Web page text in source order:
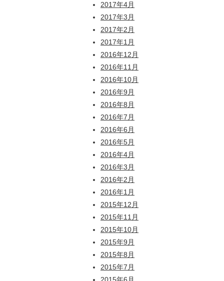
2017年4月
2017年3月
2017年2月
2017年1月
2016年12月
2016年11月
2016年10月
2016年9月
2016年8月
2016年7月
2016年6月
2016年5月
2016年4月
2016年3月
2016年2月
2016年1月
2015年12月
2015年11月
2015年10月
2015年9月
2015年8月
2015年7月